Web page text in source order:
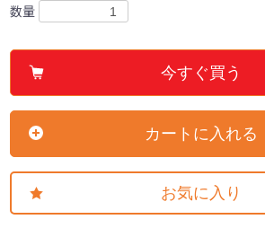
数量
今すぐ買う
カートに入れる
お気に入り